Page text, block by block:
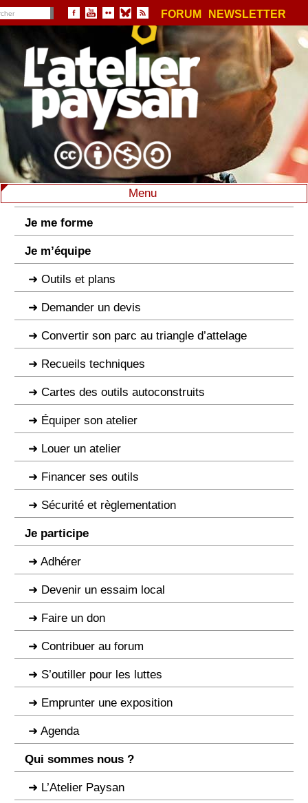
FORUM NEWSLETTER
Menu
Je me forme
Je m’équipe
Outils et plans
Demander un devis
Convertir son parc au triangle d’attelage
Recueils techniques
Cartes des outils autoconstruits
Équiper son atelier
Louer un atelier
Financer ses outils
Sécurité et règlementation
Je participe
Adhérer
Devenir un essaim local
Faire un don
Contribuer au forum
S’outiller pour les luttes
Emprunter une exposition
Agenda
Qui sommes nous ?
L’Atelier Paysan